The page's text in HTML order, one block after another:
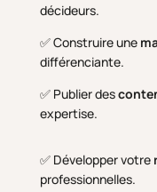
décideurs.
✅ Construire une
différenciante.
✅ Publier des
expertise.
✅ Développer votre
professionnelles.